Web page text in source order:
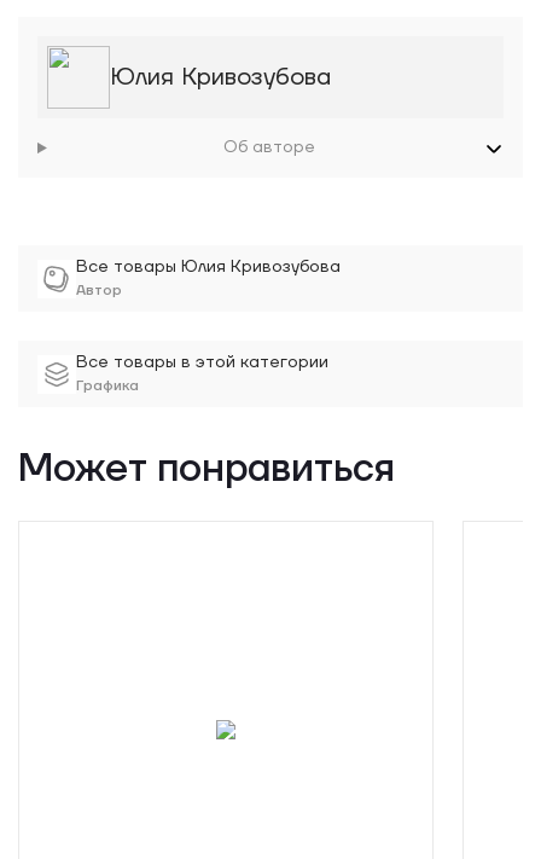
Все товары Юлия Кривозубова
Автор
Все товары в этой категории
Графика
Юлия Кривозубова
Об авторе
Может понравиться